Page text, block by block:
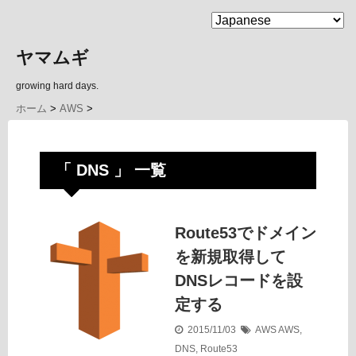
MENU
ヤマムギ
growing hard days.
ホーム > AWS >
「 DNS 」 一覧
Route53でドメイン
を新規取得して
DNSレコードを設
定する
2015/11/03 AWSAWS,
DNS, Route53